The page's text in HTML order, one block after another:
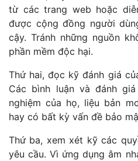
từ các trang web hoặc
được cộng đồng người
cậy. Tránh những nguồn
phần mềm độc hại.
Thứ hai, đọc kỹ đánh giá
Các bình luận và đánh
nghiệm của họ, liệu bản
hay có bất kỳ vấn đề bảo
Thứ ba, xem xét kỹ các
yêu cầu. Vì ứng dụng âm